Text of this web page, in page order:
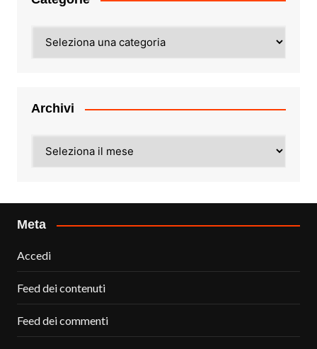
Archivi
Meta
Accedi
Feed dei contenuti
Feed dei commenti